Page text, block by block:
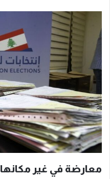
معارضة في غير مكانها